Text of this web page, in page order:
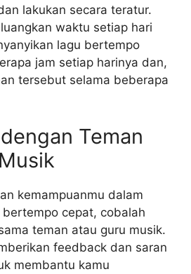
lakukan secara teratur.
waktu setiap hari
lagu bertempo
jam setiap harinya dan,
tersebut selama beberapa
Teman
kemampuanmu dalam
cepat, cobalah
teman atau guru musik.
feedback dan saran
membantu kamu